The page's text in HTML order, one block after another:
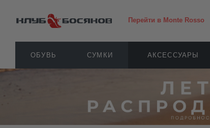
Перейти в Monte Rosso
ОБУВЬ СУМКИ АКСЕССУАРЫ